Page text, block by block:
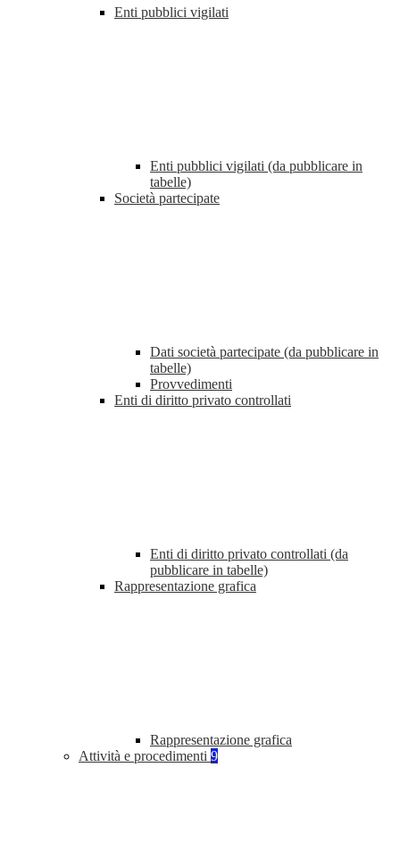
Enti pubblici vigilati
Enti pubblici vigilati (da pubblicare in
tabelle)
Società partecipate
Dati società partecipate (da pubblicare in
tabelle)
Provvedimenti
Enti di diritto privato controllati
Enti di diritto privato controllati (da
pubblicare in tabelle)
Rappresentazione grafica
Rappresentazione grafica
Attività e procedimenti 9